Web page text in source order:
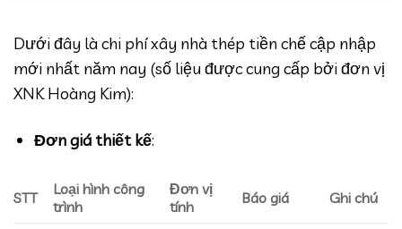
Dưới đây là chi phí xây nhà thép tiền chế cập nhập
mới nhất năm nay (số liệu được cung cấp bởi đơn vị
XNK Hoàng Kim):
Đơn giá thiết kế:
STT
Loại hình công
trình
Đơn vị
tính
Báo giá Ghi chú